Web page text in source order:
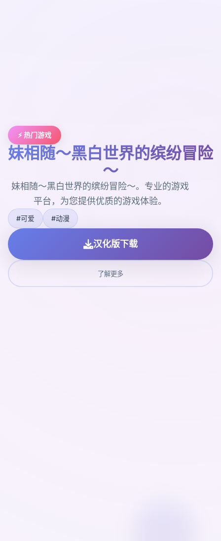
⚡ 热门游戏
妹相随～黑白世界的缤纷冒险
～
妹相随～黑白世界的缤纷冒险～。专业的游戏
平台，为您提供优质的游戏体验。
#可爱 #动漫
汉化版下载
了解更多